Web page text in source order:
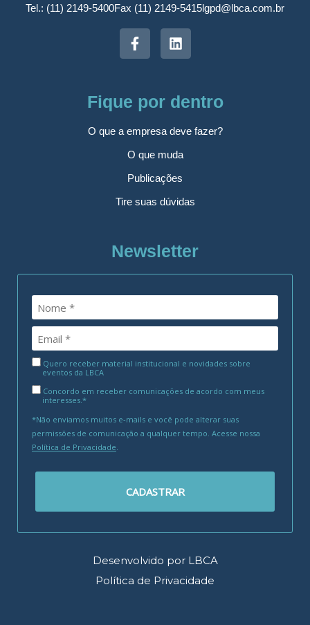
Tel.: (11) 2149-5400Fax (11) 2149-5415lgpd@lbca.com.br
Fique por dentro
O que a empresa deve fazer?
O que muda
Publicações
Tire suas dúvidas
Newsletter
Quero receber material institucional e novidades sobre
eventos da LBCA
Concordo em receber comunicações de acordo com meus
interesses.*
*Não enviamos muitos e-mails e você pode alterar suas
permissões de comunicação a qualquer tempo. Acesse nossa
Política de Privacidade.
CADASTRAR
Desenvolvido por LBCA
Política de Privacidade